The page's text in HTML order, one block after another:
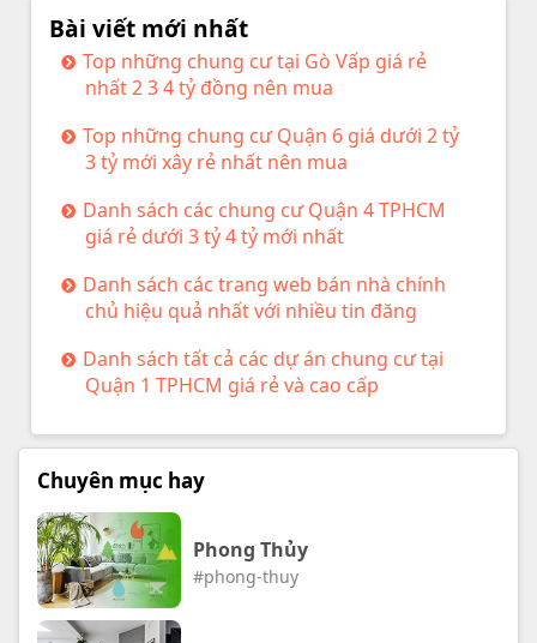
Bài viết mới nhất
Top những chung cư tại Gò Vấp giá rẻ
nhất 2 3 4 tỷ đồng nên mua
Top những chung cư Quận 6 giá dưới 2 tỷ
3 tỷ mới xây rẻ nhất nên mua
Danh sách các chung cư Quận 4 TPHCM
giá rẻ dưới 3 tỷ 4 tỷ mới nhất
Danh sách các trang web bán nhà chính
chủ hiệu quả nhất với nhiều tin đăng
Danh sách tất cả các dự án chung cư tại
Quận 1 TPHCM giá rẻ và cao cấp
Chuyên mục hay
Phong Thủy
#phong-thuy